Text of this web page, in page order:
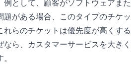
例として、顧客がソフトウェアまた
題がある場合、このタイプのチケッ
れらのチケットは優先度が高くする
ら、カスタマーサービスを大きく